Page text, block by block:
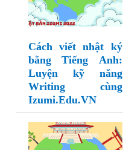
Cách viết nhật ký
bằng Tiếng Anh:
Luyện kỹ năng
Writing cùng
Izumi.Edu.VN